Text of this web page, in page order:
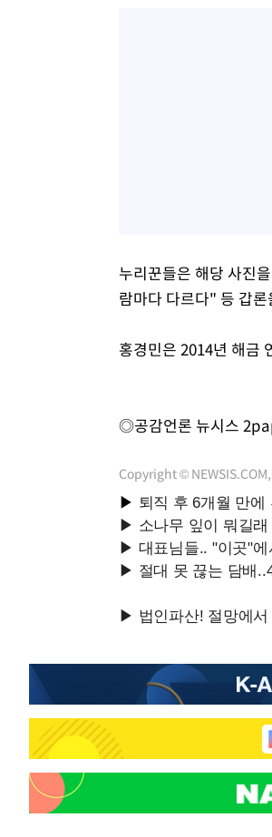
누리꾼들은 해당 사진
람마다 다르다" 등 갑
홍경민은 2014년 해금
◎공감언론 뉴시스
Copyright © NEWSIS.COM,